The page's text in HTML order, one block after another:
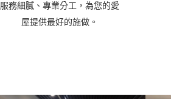
服務細膩、專業分工，為您的愛
屋提供最好的施做。